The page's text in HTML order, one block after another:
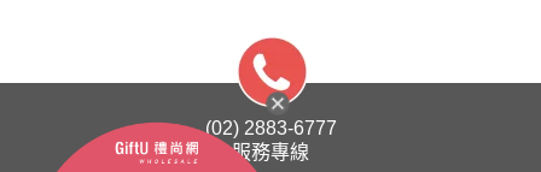
(02) 2883-6777
服務專線